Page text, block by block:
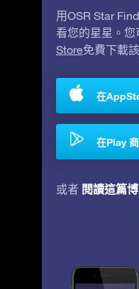
用OSR Star
看您的星星。您
Store免費下載
在
在Play
或者 閱讀這篇